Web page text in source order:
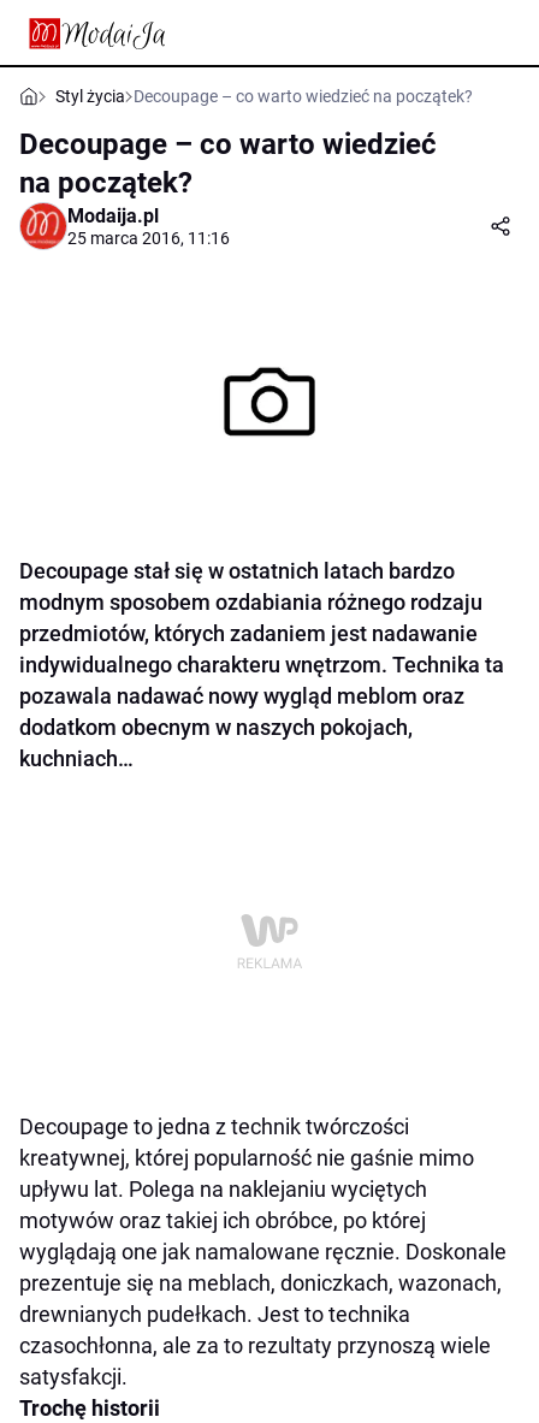
Styl życia Decoupage – co warto wiedzieć na początek?
Decoupage – co warto wiedzieć
na początek?
Modaija.pl
25 marca 2016, 11:16
Decoupage stał się w ostatnich latach bardzo
modnym sposobem ozdabiania różnego rodzaju
przedmiotów, których zadaniem jest nadawanie
indywidualnego charakteru wnętrzom. Technika ta
pozawala nadawać nowy wygląd meblom oraz
dodatkom obecnym w naszych pokojach,
kuchniach…
Decoupage to jedna z technik twórczości
kreatywnej, której popularność nie gaśnie mimo
upływu lat. Polega na naklejaniu wyciętych
motywów oraz takiej ich obróbce, po której
wyglądają one jak namalowane ręcznie. Doskonale
prezentuje się na meblach, doniczkach, wazonach,
drewnianych pudełkach. Jest to technika
czasochłonna, ale za to rezultaty przynoszą wiele
satysfakcji.
Trochę historii